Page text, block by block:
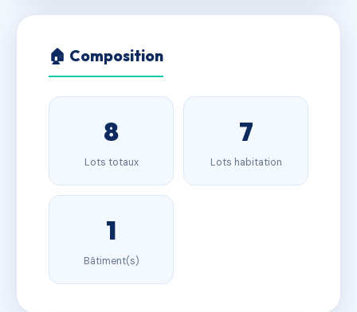
🏠 Composition
8
Lots totaux
7
Lots habitation
1
Bâtiment(s)